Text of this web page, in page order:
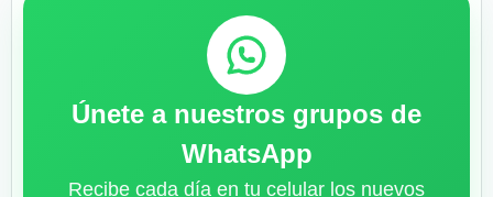
Únete a nuestros grupos de
WhatsApp
Recibe cada día en tu celular los nuevos